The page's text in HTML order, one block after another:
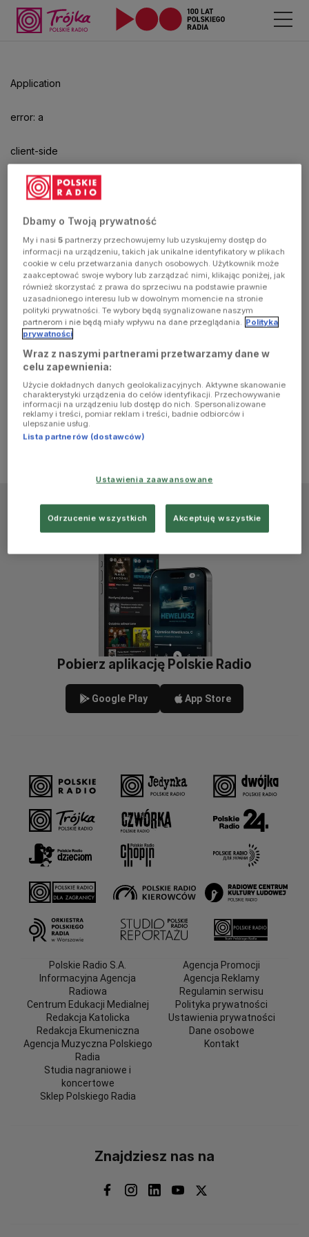
Application
error: a
client-side
exception
has
occurred
(see the
browser
console for
more
information)
Pobierz aplikację Polskie Radio
Google Play App Store
Polskie Radio S.A.
Informacyjna Agencja
Radiowa
Centrum Edukacji Medialnej
Redakcja Katolicka
Redakcja Ekumeniczna
Agencja Muzyczna Polskiego
Radia
Studia nagraniowe i
koncertowe
Sklep Polskiego Radia
Agencja Promocji
Agencja Reklamy
Regulamin serwisu
Polityka prywatności
Ustawienia prywatności
Dane osobowe
Kontakt
Znajdziesz nas na
Dbamy o Twoją prywatność
My i nasi5 partnerzy przechowujemy lub uzyskujemy dostęp do
informacji na urządzeniu, takich jak unikalne identyfikatory w plikach
cookie w celu przetwarzania danych osobowych. Użytkownik może
zaakceptować swoje wybory lub zarządzać nimi, klikając poniżej, jak
również skorzystać z prawa do sprzeciwu na podstawie prawnie
uzasadnionego interesu lub w dowolnym momencie na stronie
polityki prywatności. Te wybory będą sygnalizowane naszym
partnerom i nie będą miały wpływu na dane przeglądania. Polityka
prywatności
Wraz z naszymi partnerami przetwarzamy dane w
celu zapewnienia:
Użycie dokładnych danych geolokalizacyjnych. Aktywne skanowanie
charakterystyki urządzenia do celów identyfikacji. Przechowywanie
informacji na urządzeniu lub dostęp do nich. Spersonalizowane
reklamy i treści, pomiar reklam i treści, badnie odbiorców i
ulepszanie usług.
Lista partnerów (dostawców)
Ustawienia zaawansowane
Odrzucenie wszystkich Akceptuję wszystkie